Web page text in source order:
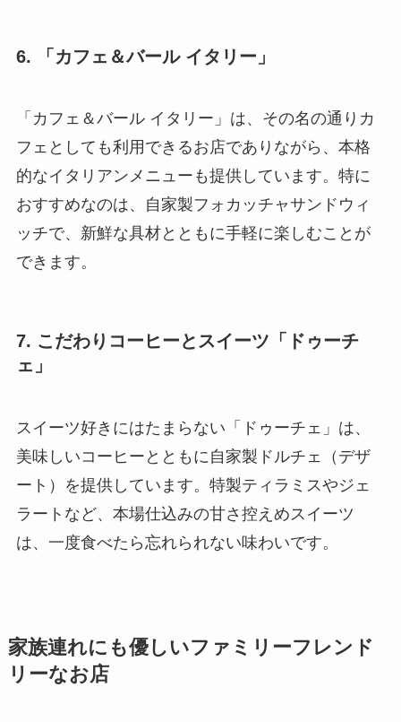
6. 「カフェ＆バール イタリー」
「カフェ＆バール イタリー」は、その名の通りカ
フェとしても利用できるお店でありながら、本格
的なイタリアンメニューも提供しています。特に
おすすめなのは、自家製フォカッチャサンドウィ
ッチで、新鮮な具材とともに手軽に楽しむことが
できます。
7. こだわりコーヒーとスイーツ「ドゥーチ
ェ」
スイーツ好きにはたまらない「ドゥーチェ」は、
美味しいコーヒーとともに自家製ドルチェ（デザ
ート）を提供しています。特製ティラミスやジェ
ラートなど、本場仕込みの甘さ控えめスイーツ
は、一度食べたら忘れられない味わいです。
家族連れにも優しいファミリーフレンド
リーなお店